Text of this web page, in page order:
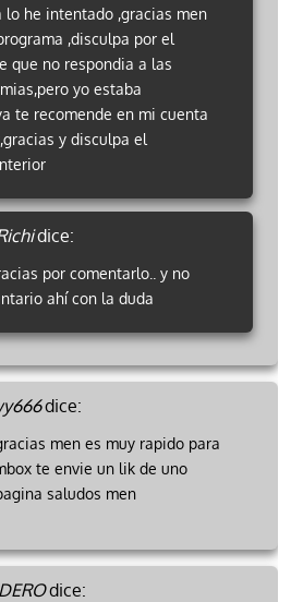
lo he intentado ,gracias men
,disculpa por el
que no respondia a las
yo estaba
te recomende en mi cuenta
y disculpa el
dice:
por comentarlo.. y no
ahí con la duda
dice:
men es muy rapido para
te envie un lik de uno
saludos men
dice: